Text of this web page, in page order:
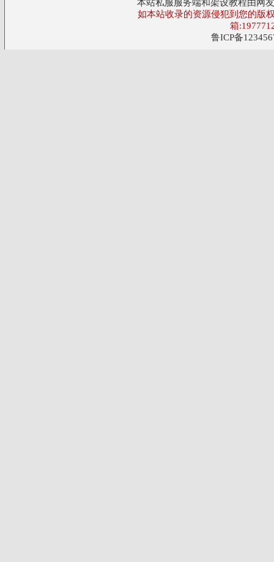
本站私服服务端和架设教程由网
如本站收录的资源侵犯到您的版
箱
鲁ICP备